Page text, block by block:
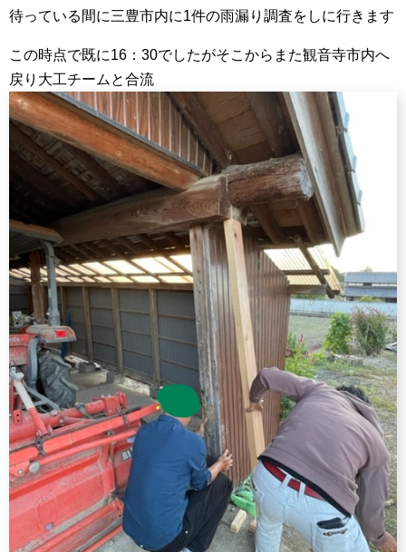
待っている間に三豊市内に1件の雨漏り調査をしに行きます
この時点で既に16：30でしたがそこからまた観音寺市内へ
戻り大工チームと合流